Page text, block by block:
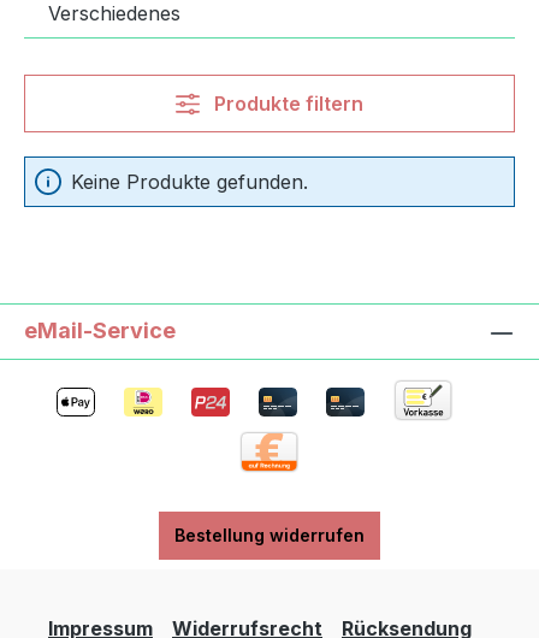
Verschiedenes
Produkte filtern
Keine Produkte gefunden.
eMail-Service
Bestellung widerrufen
Impressum Widerrufsrecht Rücksendung